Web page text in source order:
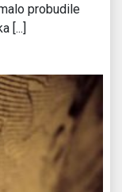
probudile
[...]